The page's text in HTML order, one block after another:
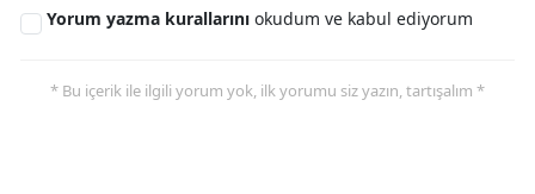
Yorum yazma kurallarını okudum ve kabul ediyorum
* Bu içerik ile ilgili yorum yok, ilk yorumu siz yazın, tartışalım *